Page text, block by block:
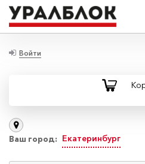
Войти
Ваш город: Екатеринбург